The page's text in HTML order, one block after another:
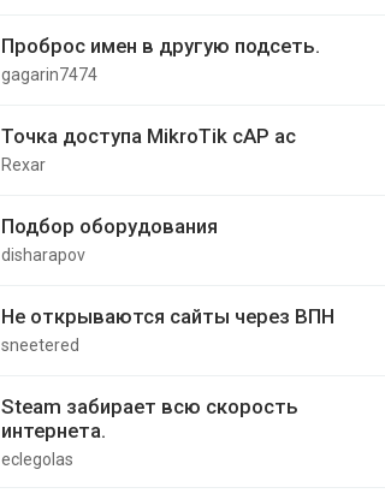
Проброс имен в другую подсеть.
gagarin7474
Точка доступа MikroTik cAP ac
Rexar
Подбор оборудования
disharapov
Не открываются сайты через ВПН
sneetered
Steam забирает всю скорость
интернета.
eclegolas